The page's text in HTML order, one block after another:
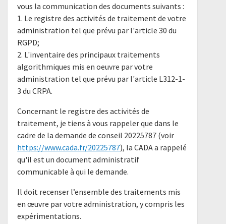
vous la communication des documents suivants :
1. Le registre des activités de traitement de votre
administration tel que prévu par l'article 30 du
RGPD;
2. L'inventaire des principaux traitements
algorithmiques mis en oeuvre par votre
administration tel que prévu par l'article L312-1-
3 du CRPA.
Concernant le registre des activités de
traitement, je tiens à vous rappeler que dans le
cadre de la demande de conseil 20225787 (voir
https://www.cada.fr/20225787), la CADA a rappelé
qu'il est un document administratif
communicable à qui le demande.
Il doit recenser l’ensemble des traitements mis
en œuvre par votre administration, y compris les
expérimentations.